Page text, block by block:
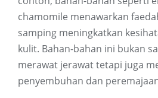
chamomile menawarkan
samping meningkatkan
kulit. Bahan-bahan ini bukan
merawat jerawat tetapi juga
penyembuhan dan